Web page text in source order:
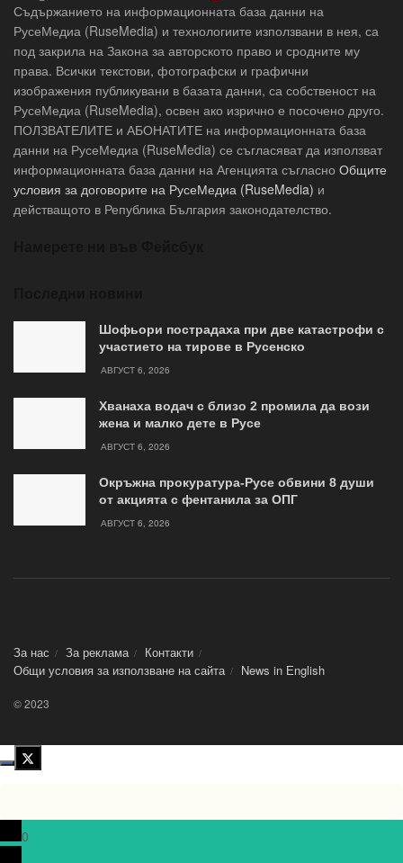
Съдържанието на информационната база данни на
РусеМедиа (RuseMedia) и технологиите използвани в нея, са
под закрила на Закона за авторското право и сродните му
права. Всички текстови, фотографски и графични
изображения публикувани в базата данни, са собственост на
РусеМедиа (RuseMedia), освен ако изрично е посочено друго.
ПОЛЗВАТЕЛИТЕ и АБОНАТИТЕ на информационната база
данни на РусеМедиа (RuseMedia) се съгласяват да използват
информационната база данни на Агенцията съгласно Общите
условия за договорите на РусеМедиа (RuseMedia) и
действащото в Република България законодателство.
Шофьори пострадаха при две катастрофи с
участието на тирове в Русенско
АВГУСТ 6, 2026
Хванаха водач с близо 2 промила да вози
жена и малко дете в Русе
АВГУСТ 6, 2026
Окръжна прокуратура-Русе обвини 8 души
от акцията с фентанила за ОПГ
АВГУСТ 6, 2026
За нас За реклама
Контакти
Общи условия за използване на сайта
News in Еnglish
© 2023
0